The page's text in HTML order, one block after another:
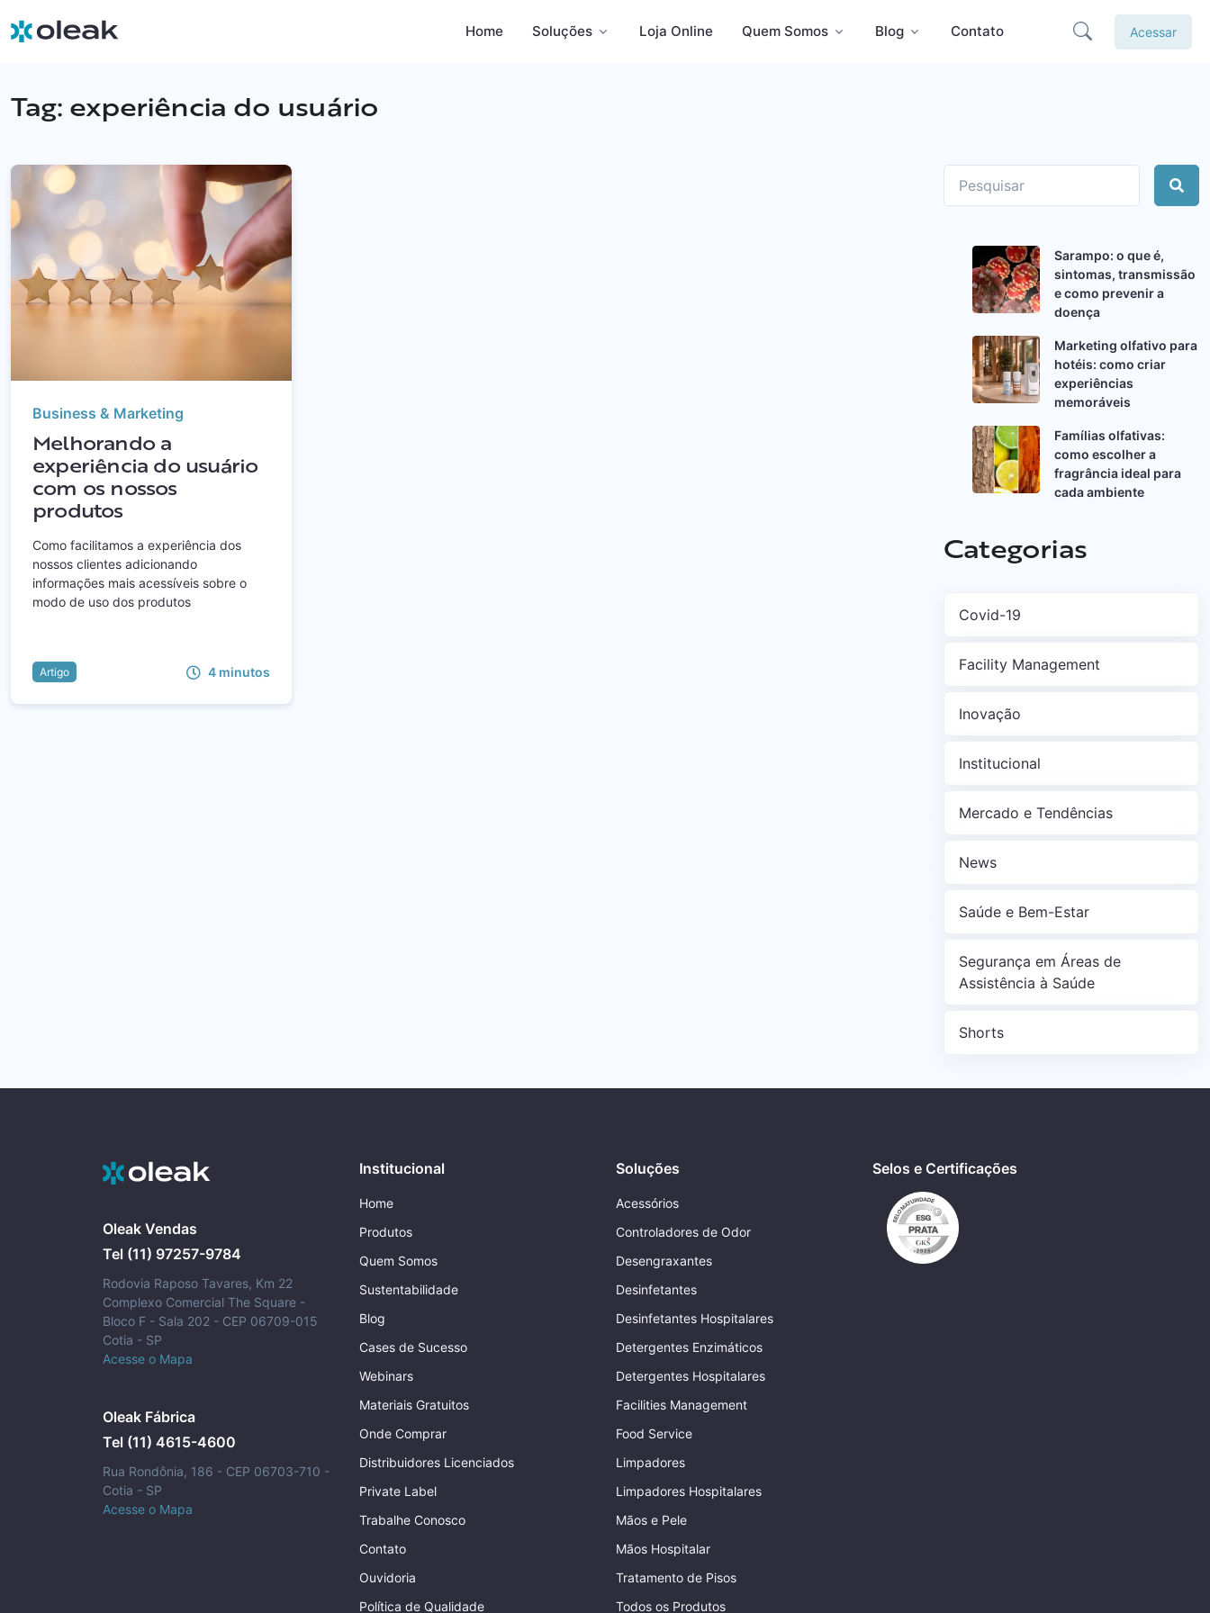
Home Soluções Loja Online Quem Somos Blog Contato Acessar
Tag: experiência do usuário
Business & Marketing
Melhorando a
experiência do usuário
com os nossos
produtos
Como facilitamos a experiência dos
nossos clientes adicionando
informações mais acessíveis sobre o
modo de uso dos produtos
Artigo 4 minutos
Sarampo: o que é,
sintomas, transmissão
e como prevenir a
doença
Marketing olfativo para
hotéis: como criar
experiências
memoráveis
Famílias olfativas:
como escolher a
fragrância ideal para
cada ambiente
Categorias
Covid-19
Facility Management
Inovação
Institucional
Mercado e Tendências
News
Saúde e Bem-Estar
Segurança em Áreas de
Assistência à Saúde
Shorts
Oleak Vendas
Tel (11) 97257-9784
Rodovia Raposo Tavares, Km 22
Complexo Comercial The Square -
Bloco F - Sala 202 - CEP 06709-015
Cotia - SP
Acesse o Mapa
Oleak Fábrica
Tel (11) 4615-4600
Rua Rondônia, 186 - CEP 06703-710 -
Cotia - SP
Acesse o Mapa
Institucional
Home
Produtos
Quem Somos
Sustentabilidade
Blog
Cases de Sucesso
Webinars
Materiais Gratuitos
Onde Comprar
Distribuidores Licenciados
Private Label
Trabalhe Conosco
Contato
Ouvidoria
Política de Qualidade
Soluções
Acessórios
Controladores de Odor
Desengraxantes
Desinfetantes
Desinfetantes Hospitalares
Detergentes Enzimáticos
Detergentes Hospitalares
Facilities Management
Food Service
Limpadores
Limpadores Hospitalares
Mãos e Pele
Mãos Hospitalar
Tratamento de Pisos
Todos os Produtos
Selos e Certificações